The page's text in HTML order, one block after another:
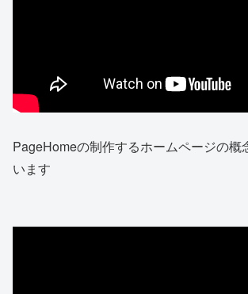
PageHomeの制作するホームページの概
います